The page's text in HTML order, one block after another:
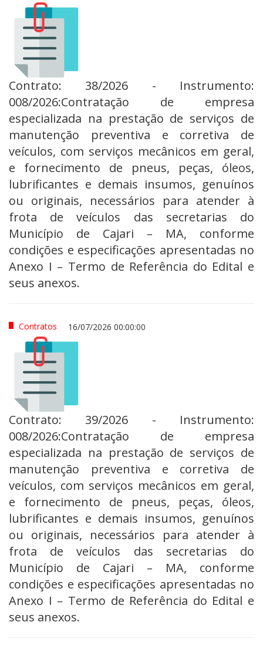
Contrato: 38/2026 - Instrumento:
008/2026:Contratação de empresa
especializada na prestação de serviços de
manutenção preventiva e corretiva de
veículos, com serviços mecânicos em geral,
e fornecimento de pneus, peças, óleos,
lubrificantes e demais insumos, genuínos
ou originais, necessários para atender à
frota de veículos das secretarias do
Município de Cajari – MA, conforme
condições e especificações apresentadas no
Anexo I – Termo de Referência do Edital e
seus anexos.
Contratos 16/07/2026 00:00:00
Contrato: 39/2026 - Instrumento:
008/2026:Contratação de empresa
especializada na prestação de serviços de
manutenção preventiva e corretiva de
veículos, com serviços mecânicos em geral,
e fornecimento de pneus, peças, óleos,
lubrificantes e demais insumos, genuínos
ou originais, necessários para atender à
frota de veículos das secretarias do
Município de Cajari – MA, conforme
condições e especificações apresentadas no
Anexo I – Termo de Referência do Edital e
seus anexos.